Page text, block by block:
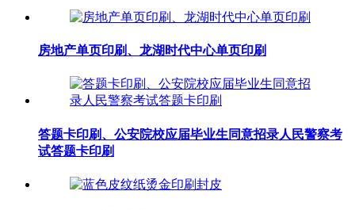
房地产单页印刷、龙湖时代中心单页印刷
答题卡印刷、公安院校应届毕业生同意招录人民警察考
试答题卡印刷